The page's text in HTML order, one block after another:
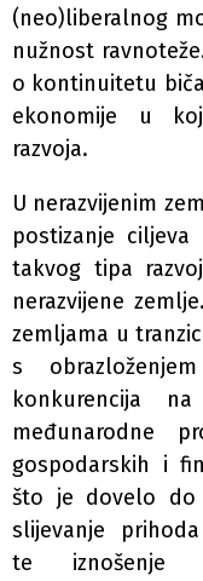
(neo)liberalnog
nužnost
o kontinuitetu
ekonomije u
razvoja.
U nerazvijenim
postizanje
takvog tipa
nerazvijene
zemljama u
s
konkurencija
međunarodne
gospodarskih i
što je dovelo do
slijevanje
te iznošenje